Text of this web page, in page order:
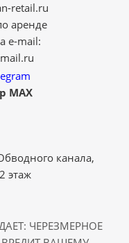
retail.ru
аренде
e-mail:
MAX
канала,
этаж
ЧЕРЕЗМЕРНОЕ